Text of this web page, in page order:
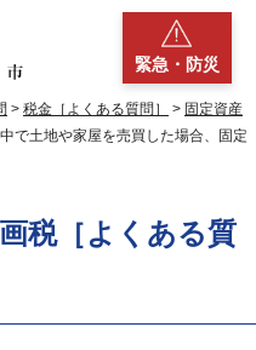
緊急・防災
> 税金［よくある質問］ > 固定資産
で土地や家屋を売買した場合、固定
税［よくある質